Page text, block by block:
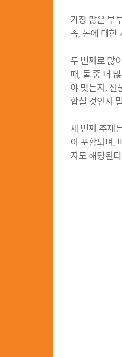
가장 많은 부
족, 돈에 대한
두 번째로 많
때, 둘 중 더
야 맞는지, 선
합칠 것인지
세 번째 주제
이 포함되며,
지도 해당된